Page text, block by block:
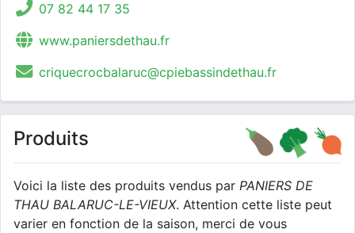
07 82 44 17 35
www.paniersdethau.fr
criquecrocbalaruc@cpiebassindethau.fr
Produits
Voici la liste des produits vendus par PANIERS DE
THAU BALARUC-LE-VIEUX. Attention cette liste peut
varier en fonction de la saison, merci de vous